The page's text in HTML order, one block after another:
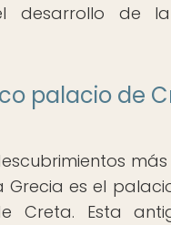
desarrollo de la
palacio de
es el
Creta. Esta